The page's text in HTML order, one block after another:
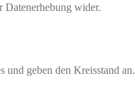
Datenerhebung wider.
und geben den Kreisstand an.